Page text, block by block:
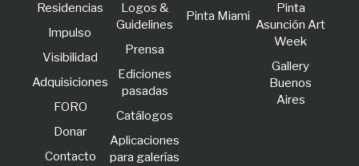
Residencias
lmpulso
Visibilidad
Adquisiciones
FORO
Donar
Contacto
Logos &
Guidelines
Prensa
Ediciones
pasadas
Catálogos
Aplicaciones
para galerías
Pinta Miami
Pinta
Asunción Art
Week
Gallery
Buenos
Aires